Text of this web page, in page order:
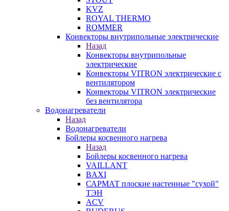
KVZ
ROYAL THERMO
ROMMER
Конвекторы внутрипольные электрические
Назад
Конвекторы внутрипольные
электрические
Конвекторы VITRON электрические с
вентилятором
Конвекторы VITRON электрические
без вентилятора
Водонагреватели
Назад
Водонагреватели
Бойлеры косвенного нагрева
Назад
Бойлеры косвенного нагрева
VAILLANT
BAXI
САРМАТ плоские настенные "сухой"
ТЭН
ACV